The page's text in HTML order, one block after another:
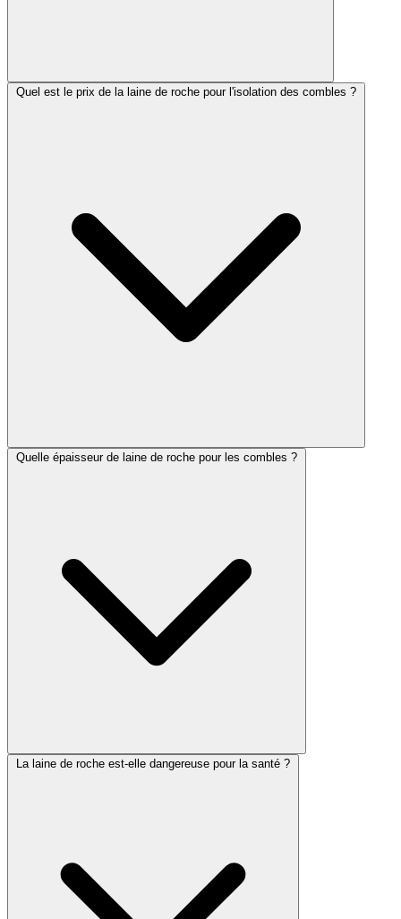
Quel est le prix de la laine de roche pour l'isolation des combles ?
Quelle épaisseur de laine de roche pour les combles ?
La laine de roche est-elle dangereuse pour la santé ?